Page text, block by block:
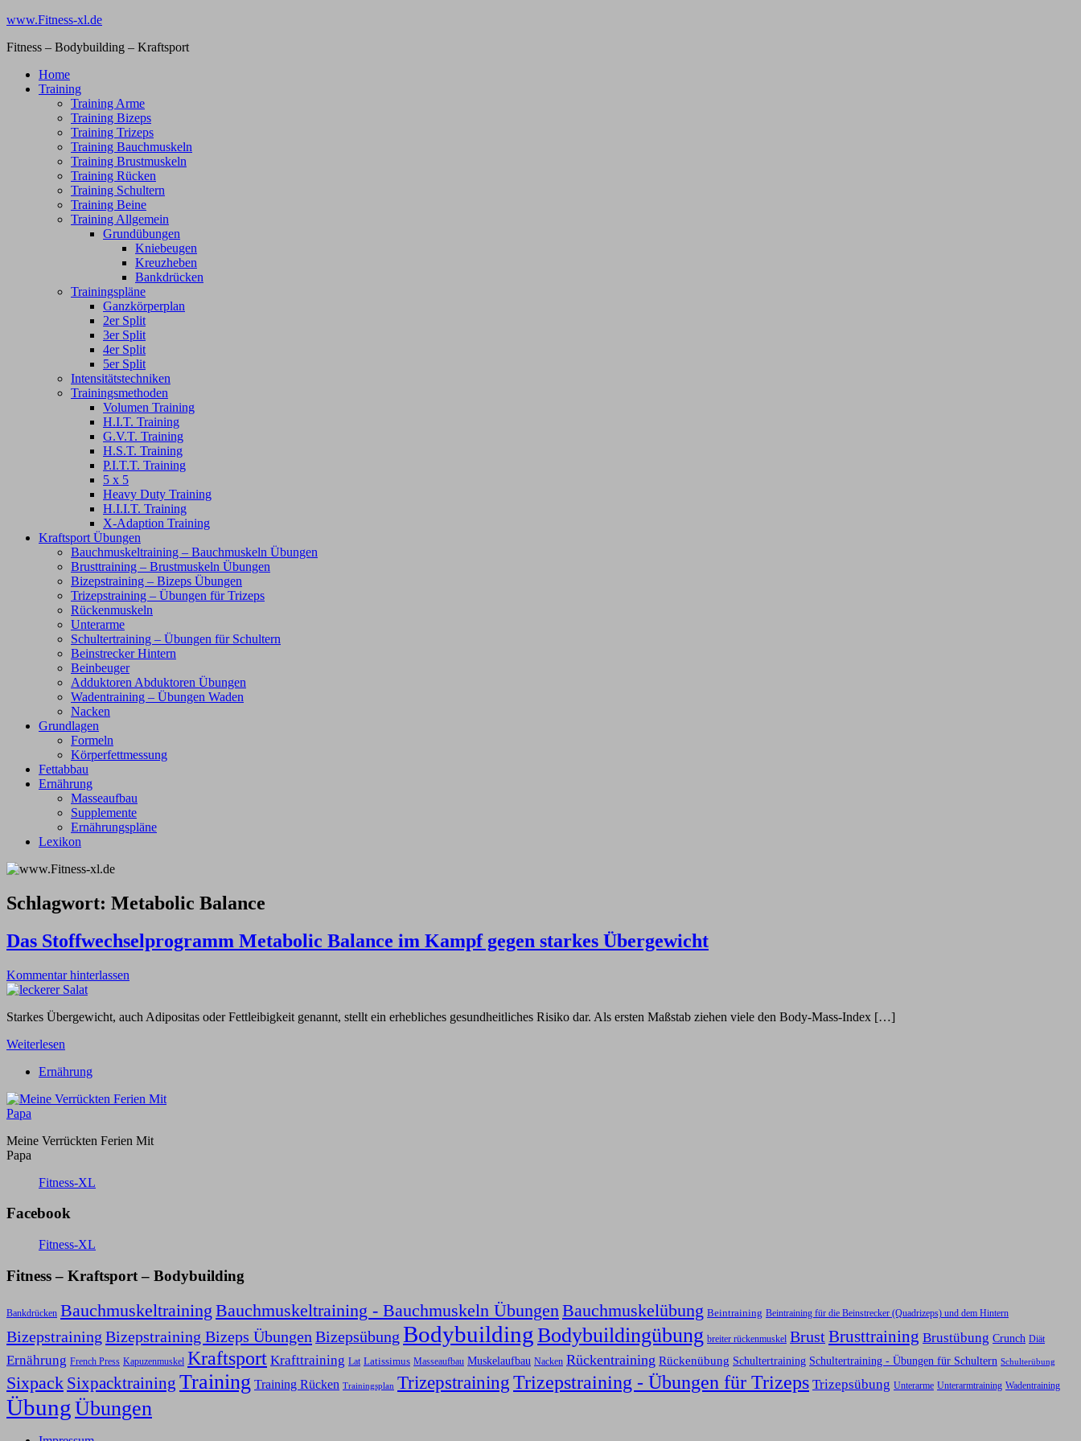
Zum
springen
www.Fitness-xl.de
Fitness – Bodybuilding – Kraftsport
Home
Training
Training Arme
Training Bizeps
Training Trizeps
Training Bauchmuskeln
Training Brustmuskeln
Training Rücken
Training Schultern
Training Beine
Training Allgemein
Grundübungen
Kniebeugen
Kreuzheben
Bankdrücken
Trainingspläne
Ganzkörperplan
2er Split
3er Split
4er Split
5er Split
Intensitätstechniken
Trainingsmethoden
Volumen Training
H.I.T. Training
G.V.T. Training
H.S.T. Training
P.I.T.T. Training
5 x 5
Heavy Duty Training
H.I.I.T. Training
X-Adaption Training
Kraftsport Übungen
Bauchmuskeltraining – Bauchmuskeln Übungen
Brusttraining – Brustmuskeln Übungen
Bizepstraining – Bizeps Übungen
Trizepstraining – Übungen für Trizeps
Rückenmuskeln
Unterarme
Schultertraining – Übungen für Schultern
Beinstrecker Hintern
Beinbeuger
Adduktoren Abduktoren Übungen
Wadentraining – Übungen Waden
Nacken
Grundlagen
Formeln
Körperfettmessung
Fettabbau
Ernährung
Masseaufbau
Supplemente
Ernährungspläne
Lexikon
Schlagwort: Metabolic Balance
Das Stoffwechselprogramm Metabolic Balance im Kampf gegen starkes Übergewicht
Kommentar hinterlassen
Starkes Übergewicht, auch Adipositas oder Fettleibigkeit genannt, stellt ein erhebliches gesundheitliches Risiko dar. Als ersten Maßstab ziehen viele den Body-Mass-Index […]
Weiterlesen
Ernährung
Meine Verrückten Ferien Mit
Papa
Fitness-XL
Facebook
Fitness-XL
Fitness – Kraftsport – Bodybuilding
Bankdrücken Bauchmuskeltraining Bauchmuskeltraining - Bauchmuskeln Übungen Bauchmuskelübung Beintraining Beintraining für die Beinstrecker (Quadrizeps) und dem Hintern
Bizepstraining Bizepstraining Bizeps Übungen Bizepsübung BodybuildingBodybuildingübung breiter rückenmuskel Brust Brusttraining Brustübung Crunch Diät
Ernährung French Press Kapuzenmuskel Kraftsport Krafttraining Lat Latissimus Masseaufbau Muskelaufbau Nacken Rückentraining Rückenübung Schultertraining Schultertraining - Übungen für Schultern Schulterübung
Sixpack Sixpacktraining Training Training Rücken Trainingsplan TrizepstrainingTrizepstraining - Übungen für Trizeps Trizepsübung Unterarme Unterarmtraining Wadentraining
ÜbungÜbungen